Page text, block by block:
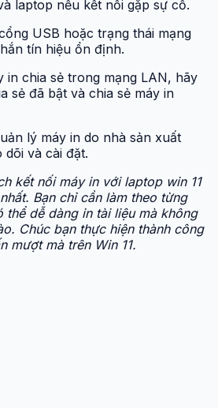
laptop nếu kết nối gặp sự cố.
USB hoặc trạng thái mạng
tín hiệu ổn định.
in chia sẻ trong mạng LAN, hãy
sẻ đã bật và chia sẻ máy in
lý máy in do nhà sản xuất
và cài đặt.
kết nối máy in với laptop win 11
Bạn chỉ cần làm theo từng
dễ dàng in tài liệu mà không
Chúc bạn thực hiện thành công
mượt mà trên Win 11.